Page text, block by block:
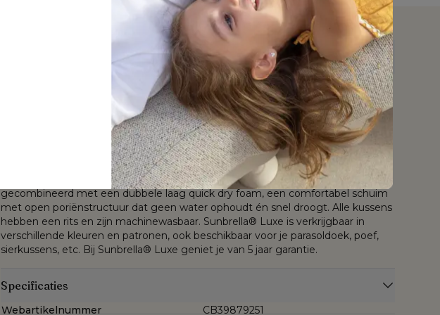
L 240 x B 100 x H
74 cm
sunbrella® luxe
kussen
De Orso Lounge vormt een harmonieus geheel door modern verticaal
weefwerk te combineren met authentiek gecertificeerd teak. De kussens zijn
uniek en uiterst kwalitatief dankzij hun Sunbrella® Luxe-stof. Sunbrella® Luxe is
een stijlvolle, weerbestendige stof met een coating die niet enkel
waterafstotend is maar ook beschermt tegen vuil, vlekken en vloeistoffen. De
Sunbrella® Luxe stof is bestand tegen weer en wind, mag het hele jaar buiten
blijven en toont zich jarenlang slijt- en kleurvast dankzij de tot in de kern
gekleurde acrylvezel. De ademende stof wordt bij Bristol À La Carte
gecombineerd met een dubbele laag quick dry foam, een comfortabel schuim
met open poriënstructuur dat geen water ophoudt én snel droogt. Alle kussens
hebben een rits en zijn machinewasbaar. Sunbrella® Luxe is verkrijgbaar in
verschillende kleuren en patronen, ook beschikbaar voor je parasoldoek, poef,
sierkussens, etc. Bij Sunbrella® Luxe geniet je van 5 jaar garantie.
Specificaties
Webartikelnummer
CB39879251